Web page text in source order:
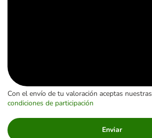
Con el envío de tu valoración aceptas nuestras
condiciones de participación
Enviar